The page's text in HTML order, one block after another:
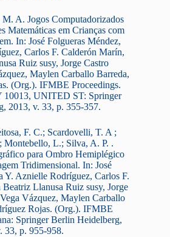
A. Jogos Computadorizados
Matemáticas em Crianças com
In: José Folgueras Méndez,
Carlos F. Calderón Marín,
Ruiz susy, Jorge Castro
Maylen Carballo Barreda,
(Org.). IFMBE Proceedings.
UNITED ST: Springer
2013, v. 33, p. 355-357.
F. C.; Scardovelli, T. A ;
Montebello, L.; Silva, A. P. .
para Ombro Hemiplégico
Tridimensional. In: José
Y. Aznielle Rodríguez, Carlos F.
Llanusa Ruiz susy, Jorge
Vázquez, Maylen Carballo
Rojas. (Org.). IFMBE
Springer Berlin Heidelberg,
33, p. 955-958.